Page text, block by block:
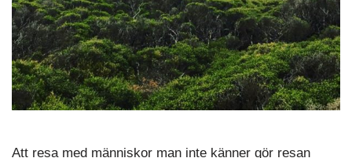
Att resa med människor man inte känner gör resan